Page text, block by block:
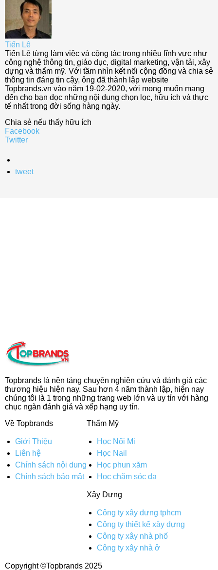
Tiến Lê
Tiến Lê từng làm việc và cộng tác trong nhiều lĩnh vực như
công nghệ thông tin, giáo dục, digital marketing, vận tải, xây
dựng và thẩm mỹ. Với tầm nhìn kết nối cộng đồng và chia sẻ
thông tin đáng tin cậy, ông đã thành lập website
Topbrands.vn vào năm 19-02-2020, với mong muốn mang
đến cho bạn đọc những nội dung chọn lọc, hữu ích và thực
tế nhất trong đời sống hàng ngày.
Chia sẻ nếu thấy hữu ích
Facebook
Twitter
tweet
Topbrands là nền tảng chuyên nghiên cứu và đánh giá các
thương hiệu hiện nay. Sau hơn 4 năm thành lập, hiện nay
chúng tôi là 1 trong những trang web lớn và uy tín với hàng
chục ngàn đánh giá và xếp hạng uy tín.
Về Topbrands
Giới Thiệu
Liên hệ
Chính sách nội dung
Chính sách bảo mật
Thẩm Mỹ
Học Nối Mi
Học Nail
Học phun xăm
Học chăm sóc da
Xây Dựng
Công ty xây dựng tphcm
Công ty thiết kế xây dựng
Công ty xây nhà phố
Công ty xây nhà ở
Copyright ©Topbrands 2025